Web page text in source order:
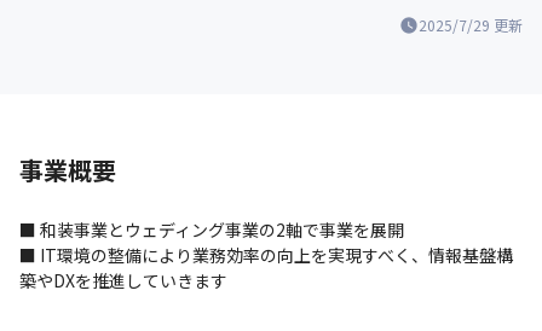
2025/7/29 更新
事業概要
■ 和装事業とウェディング事業の2軸で事業を展開
■ IT環境の整備により業務効率の向上を実現すべく、情報基盤構
築やDXを推進していきます